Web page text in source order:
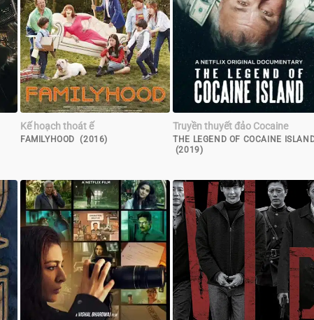
Kế hoạch thoát ế
FAMILYHOOD (2016)
Truyền thuyết đảo Cocaine
THE LEGEND OF COCAINE
(2019)